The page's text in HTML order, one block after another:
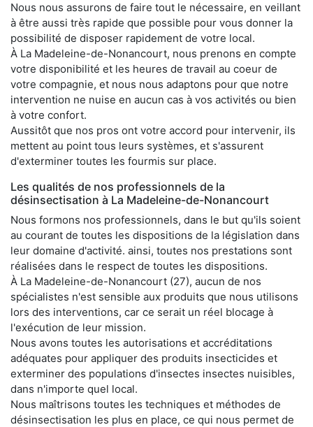
Nous nous assurons de faire tout le nécessaire, en veillant
à être aussi très rapide que possible pour vous donner la
possibilité de disposer rapidement de votre local.
À La Madeleine-de-Nonancourt, nous prenons en compte
votre disponibilité et les heures de travail au coeur de
votre compagnie, et nous nous adaptons pour que notre
intervention ne nuise en aucun cas à vos activités ou bien
à votre confort.
Aussitôt que nos pros ont votre accord pour intervenir, ils
mettent au point tous leurs systèmes, et s'assurent
d'exterminer toutes les fourmis sur place.
Les qualités de nos professionnels de la
désinsectisation à La Madeleine-de-Nonancourt
Nous formons nos professionnels, dans le but qu'ils soient
au courant de toutes les dispositions de la législation dans
leur domaine d'activité. ainsi, toutes nos prestations sont
réalisées dans le respect de toutes les dispositions.
À La Madeleine-de-Nonancourt (27), aucun de nos
spécialistes n'est sensible aux produits que nous utilisons
lors des interventions, car ce serait un réel blocage à
l'exécution de leur mission.
Nous avons toutes les autorisations et accréditations
adéquates pour appliquer des produits insecticides et
exterminer des populations d'insectes insectes nuisibles,
dans n'importe quel local.
Nous maîtrisons toutes les techniques et méthodes de
désinsectisation les plus en place, ce qui nous permet de